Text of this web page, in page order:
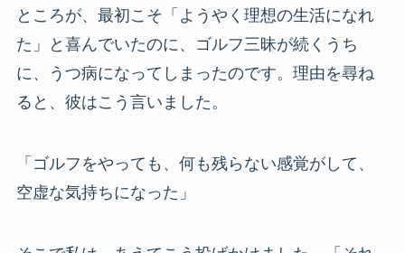
ところが、最初こそ「ようやく理想の生活になれ
た」と喜んでいたのに、ゴルフ三昧が続くうち
に、うつ病になってしまったのです。理由を尋ね
ると、彼はこう言いました。
「ゴルフをやっても、何も残らない感覚がして、
空虚な気持ちになった」